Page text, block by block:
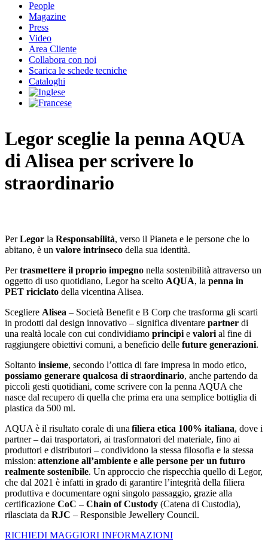
People
Magazine
Press
Video
Area Cliente
Collabora con noi
Scarica le schede tecniche
Cataloghi
Legor sceglie la penna AQUA
di Alisea per scrivere lo
straordinario
PerLegor la Responsabilità, verso il Pianeta e le persone che lo
abitano, è un valore intrinseco della sua identità.
Pertrasmettere il proprio impegno nella sostenibilità attraverso un
oggetto di uso quotidiano, Legor ha scelto AQUA, la penna in
PET riciclato della vicentina Alisea.
Scegliere Alisea – Società Benefit e B Corp che trasforma gli scarti
in prodotti dal design innovativo – significa diventare partner di
una realtà locale con cui condividiamo principi e valori al fine di
raggiungere obiettivi comuni, a beneficio delle future generazioni.
Soltanto insieme, secondo l’ottica di fare impresa in modo etico,
possiamo generare qualcosa di straordinario, anche partendo da
piccoli gesti quotidiani, come scrivere con la penna AQUA che
nasce dal recupero di quella che prima era una semplice bottiglia di
plastica da 500 ml.
AQUA è il risultato corale di una filiera etica 100% italiana, dove i
partner – dai trasportatori, ai trasformatori del materiale, fino ai
produttori e distributori – condividono la stessa filosofia e la stessa
mission: attenzione all’ambiente e alle persone per un futuro
realmente sostenibile. Un approccio che rispecchia quello di Legor,
che dal 2021 è infatti in grado di garantire l’integrità della filiera
produttiva e documentare ogni singolo passaggio, grazie alla
certificazione CoC – Chain of Custody (Catena di Custodia),
rilasciata da RJC – Responsible Jewellery Council.
RICHIEDI MAGGIORI INFORMAZIONI